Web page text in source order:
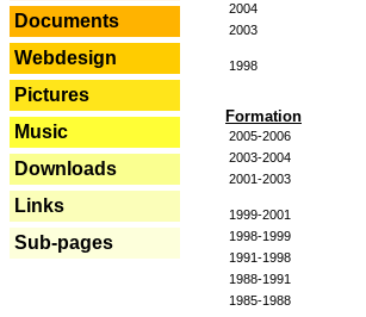
Documents
Webdesign
Pictures
Music
Downloads
Links
Sub-pages
2004
2003
1998
Formation
2005-2006
2003-2004
2001-2003
1999-2001
1998-1999
1991-1998
1988-1991
1985-1988